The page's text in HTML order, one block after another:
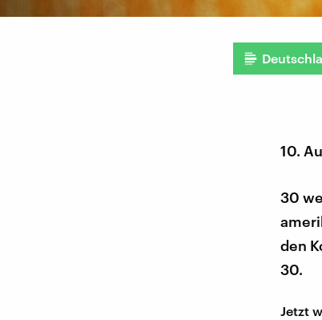
10.
30
den
30.
Jetzt